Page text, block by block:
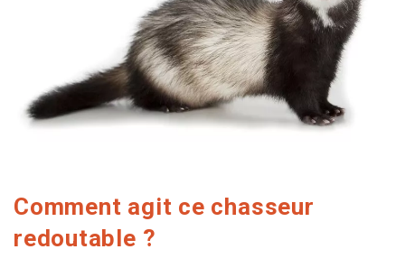
Comment agit ce chasseur
redoutable ?